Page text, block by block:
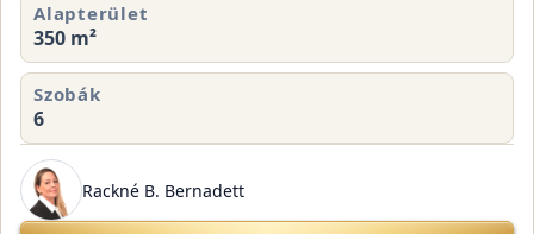
Alapterület
350 m²
Szobák
6
Rackné B. Bernadett